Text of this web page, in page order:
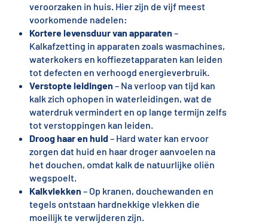
veroorzaken in huis. Hier zijn de vijf meest
voorkomende nadelen:
Kortere levensduur van apparaten –
Kalkafzetting in apparaten zoals wasmachines,
waterkokers en koffiezetapparaten kan leiden
tot defecten en verhoogd energieverbruik.
Verstopte leidingen – Na verloop van tijd kan
kalk zich ophopen in waterleidingen, wat de
waterdruk vermindert en op lange termijn zelfs
tot verstoppingen kan leiden.
Droog haar en huid – Hard water kan ervoor
zorgen dat huid en haar droger aanvoelen na
het douchen, omdat kalk de natuurlijke oliën
wegspoelt.
Kalkvlekken – Op kranen, douchewanden en
tegels ontstaan hardnekkige vlekken die
moeilijk te verwijderen zijn.